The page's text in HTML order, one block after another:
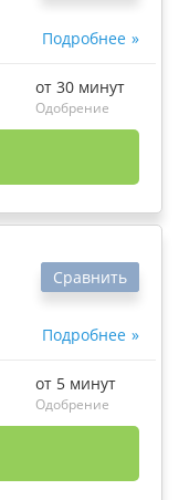
Подробнее
от 30 минут
Одобрение
Подробнее
Сравнить
от 5 минут
Одобрение